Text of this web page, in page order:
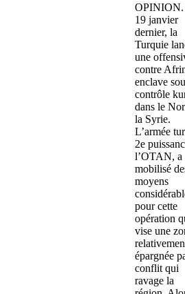
19 janvier
dernier, la
Turquie
une
contre
enclave
contrôle
dans le
la Syrie.
L’armée
2e
l’OTAN, a
mobilisé
moyens
pour cette
opération
vise une
épargnée
conflit qui
ravage la